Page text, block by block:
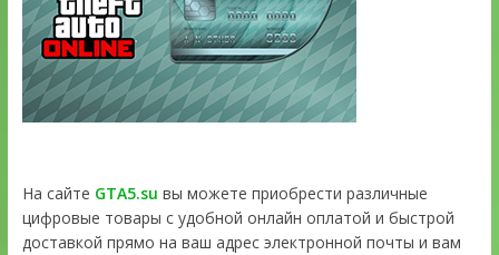
На сайте GTA5.su вы можете приобрести различные
цифровые товары с удобной онлайн оплатой и быстрой
доставкой прямо на ваш адрес электронной почты и вам